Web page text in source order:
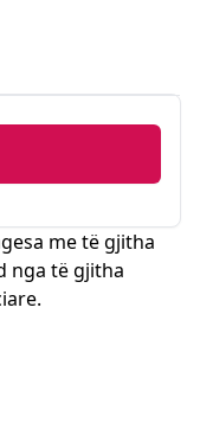
me të gjitha
nga të gjitha